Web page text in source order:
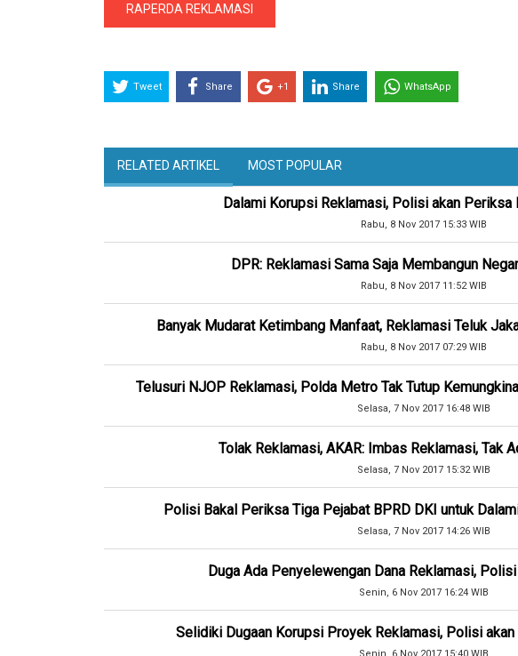
RAPERDA REKLAMASI
Tweet Share +1 Share WhatsApp
RELATED ARTIKEL MOST POPULAR
Dalami Korupsi Reklamasi, Polisi akan Periksa
Rabu, 8 Nov 2017 15:33 WIB
DPR: Reklamasi Sama Saja Membangun
Rabu, 8 Nov 2017 11:52 WIB
Banyak Mudarat Ketimbang Manfaat, Reklamasi Teluk
Rabu, 8 Nov 2017 07:29 WIB
Telusuri NJOP Reklamasi, Polda Metro Tak Tutup
Selasa, 7 Nov 2017 16:48 WIB
Tolak Reklamasi, AKAR: Imbas Reklamasi, Tak
Selasa, 7 Nov 2017 15:32 WIB
Polisi Bakal Periksa Tiga Pejabat BPRD DKI untuk
Selasa, 7 Nov 2017 14:26 WIB
Duga Ada Penyelewengan Dana Reklamasi,
Senin, 6 Nov 2017 16:24 WIB
Selidiki Dugaan Korupsi Proyek Reklamasi, Polisi
Senin, 6 Nov 2017 15:40 WIB